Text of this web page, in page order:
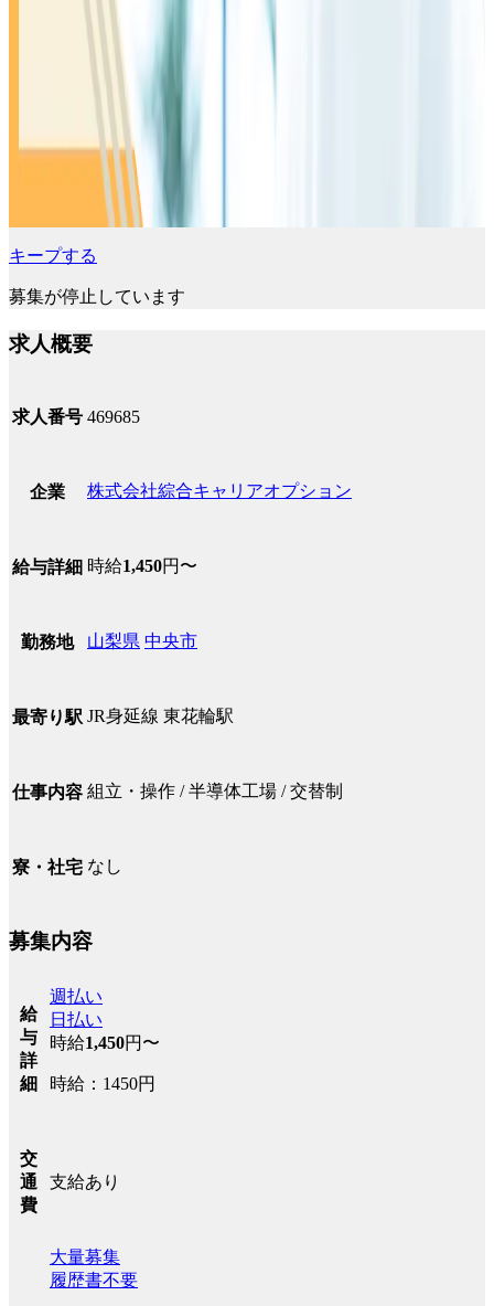
キープする
募集が停止しています
求人概要
求人番号 469685
企業 株式会社綜合キャリアオプション
給与詳細 時給1,450円〜
勤務地 山梨県 中央市
最寄り駅 JR身延線 東花輪駅
仕事内容 組立・操作 / 半導体工場 / 交替制
寮・社宅 なし
募集内容
給
与
詳
細
週払い
日払い
時給1,450円〜
時給：1450円
交
通
費
支給あり
大量募集
履歴書不要